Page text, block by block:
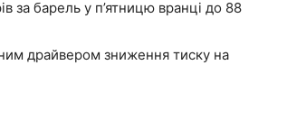
за барель у п’ятницю вранці до 88
драйвером зниження тиску на